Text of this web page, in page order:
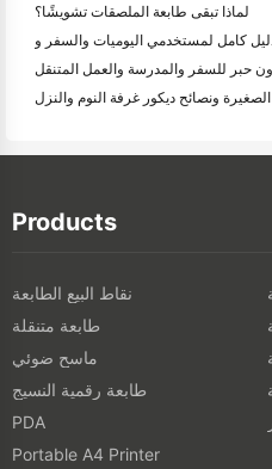
لماذا تبقى طابعة الملصقات تشويشًا؟
ونصائح ديكور غرفة النوم والنزل
Products
نقاط البيع الطابعة
طابعة متنقلة
ماسح ضوئي
طابعة رقمية النسيج
PDA
Portable A4 Printer